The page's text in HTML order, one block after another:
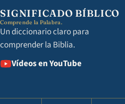
SIGNIFICADO BÍBLICO
Comprende la Palabra.
Un diccionario claro para
comprender la Biblia.
Vídeos en YouTube